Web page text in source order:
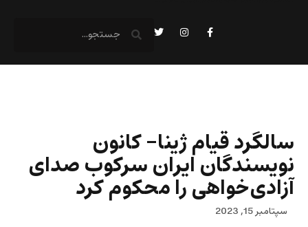
سالگرد قیام ژینا- کانون
نویسندگان ایران سرکوب صدای
آزادی‌خواهی را محکوم کرد
سپتامبر 15, 2023